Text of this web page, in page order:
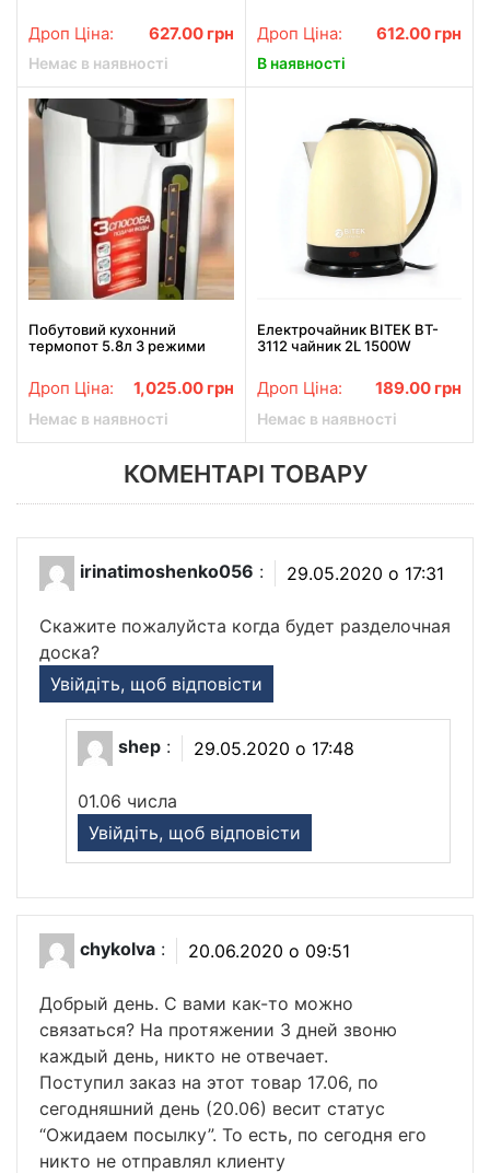
3500W
Дроп Ціна: 627.00 грн
Немає в наявності
Дроп Ціна: 612.00 грн
В наявності
Побутовий кухонний
термопот 5.8л 3 режими
термос Grant GR-7591
Дроп Ціна: 1,025.00 грн
Немає в наявності
Електрочайник BITEK BT-
3112 чайник 2L 1500W
електричний з нержавіючої
сталі
Дроп Ціна: 189.00 грн
Немає в наявності
КОМЕНТАРІ ТОВАРУ
irinatimoshenko056 : 29.05.2020 о 17:31
Скажите пожалуйста когда будет разделочная
доска?
Увійдіть, щоб відповісти
shep : 29.05.2020 о 17:48
01.06 числа
Увійдіть, щоб відповісти
chykolva : 20.06.2020 о 09:51
Добрый день. С вами как-то можно
связаться? На протяжении 3 дней звоню
каждый день, никто не отвечает.
Поступил заказ на этот товар 17.06, по
сегодняшний день (20.06) весит статус
“Ожидаем посылку”. То есть, по сегодня его
никто не отправлял клиенту